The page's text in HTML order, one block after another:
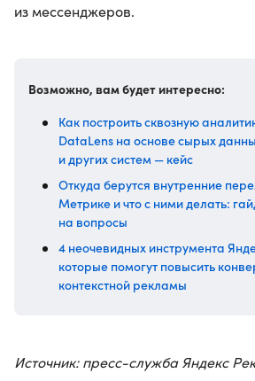
из мессенджеров.
Возможно, вам будет интересно:
Как построить сквозную
DataLens на основе сырых
и других систем — кейс
Откуда берутся внутренние
Метрике и что с ними делать:
на вопросы
4 неочевидных инструмента
которые помогут повысить
контекстной рекламы
Источник: пресс-служба Яндекс